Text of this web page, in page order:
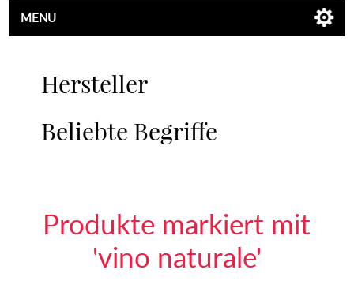
MENU
Hersteller
Beliebte Begriffe
Produkte markiert mit
'vino naturale'